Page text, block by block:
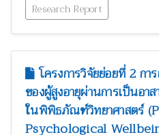
Research Report
โครงการวิจัยย่อยที่ 2 กา
ของผู้สูงอายุผ่านการเป็นอา
ในพิพิธภัณฑ์วิทยาศาสตร์
Psychological